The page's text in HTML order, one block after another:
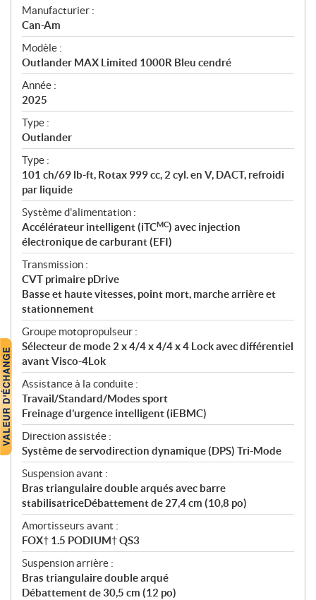
S
p
é
c
i
f
i
c
a
t
i
o
n
s
Manufacturier :
Can-Am
Modèle :
Outlander MAX Limited 1000R Bleu cendré
Année :
2025
Type :
Outlander
Type :
101 ch/69 lb-ft, Rotax 999 cc, 2 cyl. en V, DACT, refroidi
par liquide
Système d'alimentation :
Accélérateur intelligent (iTCMC) avec injection
électronique de carburant (EFI)
Transmission :
CVT primaire pDrive
Basse et haute vitesses, point mort, marche arrière et
stationnement
Groupe motopropulseur :
Sélecteur de mode 2 x 4/4 x 4/4 x 4 Lock avec différentiel
avant Visco-4Lok
Assistance à la conduite :
Travail/Standard/Modes sport
Freinage d’urgence intelligent (iEBMC)
Direction assistée :
Système de servodirection dynamique (DPS) Tri-Mode
Suspension avant :
Bras triangulaire double arqués avec barre
stabilisatriceDébattement de 27,4 cm (10,8 po)
Amortisseurs avant :
FOX† 1.5 PODIUM† QS3
Suspension arrière :
Bras triangulaire double arqué
Débattement de 30,5 cm (12 po)